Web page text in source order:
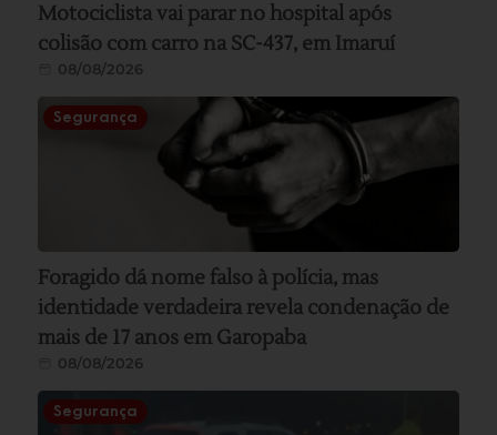
Motociclista vai parar no hospital após
colisão com carro na SC-437, em Imaruí
08/08/2026
Segurança
Foragido dá nome falso à polícia, mas
identidade verdadeira revela condenação de
mais de 17 anos em Garopaba
08/08/2026
Segurança